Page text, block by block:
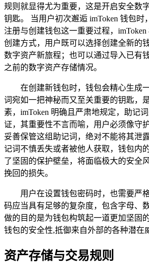
规则就显得尤为重要，这是开启安全数
钥匙。 当用户初次邂逅 imToken 钱包时
注册与创建钱包这一重要过程，
创建方式，用户既可以选择创建全新的
数字资产新旅程；也可以通过导入已有
之前的数字资产存储情况。
在创建新钱包时，钱包会精心生成
词宛如一把神秘而又至关重要的钥匙，
素，imToken 明确且严肃地规定，助记
证，其重要性不言而喻，用户必须像守
妥善保管这组助记词，绝对不能将其泄
记词不慎丢失或者被他人获取，钱包内
了坚固的保护壁垒，将面临极大的安全
挽回的损失。
用户在设置钱包密码时，也需要严
码应当具有足够的复杂度，包含字母、
做的目的是为钱包构筑起一道更加坚固
钱包的安全性,抵御来自外部的各种潜在
资产存储与交易规则